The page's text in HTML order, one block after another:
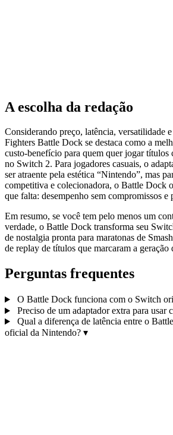
A escolha da redação
Considerando preço, latência, versatilidade
Fighters Battle Dock se destaca como a
custo‑benefício para quem quer jogar títulos
no Switch 2. Para jogadores casuais, o
ser atraente pela estética “Nintendo”, mas
competitiva e colecionadora, o Battle Dock
que falta: desempenho sem compromissos e
Em resumo, se você tem pelo menos um
verdade, o Battle Dock transforma seu
de nostalgia pronta para maratonas de
de replay de títulos que marcaram a geração
Perguntas frequentes
O Battle Dock funciona com o Switch
Preciso de um adaptador extra para usar
Qual a diferença de latência entre o
oficial da Nintendo? ▾